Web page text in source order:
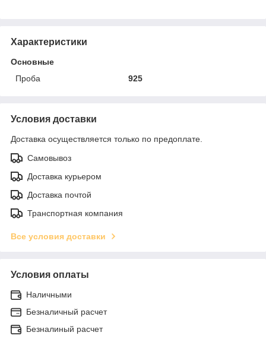
Характеристики
Основные
Проба
925
Условия доставки
Доставка осуществляется только по предоплате.
Самовывоз
Доставка курьером
Доставка почтой
Транспортная компания
Все условия доставки
Условия оплаты
Наличными
Безналичный расчет
Безналиный расчет